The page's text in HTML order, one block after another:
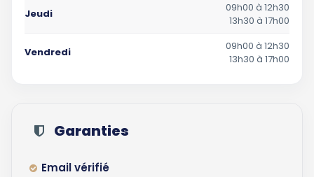
Jeudi
09h00 à 12h30
13h30 à 17h00
Vendredi
09h00 à 12h30
13h30 à 17h00
Garanties
Email vérifié